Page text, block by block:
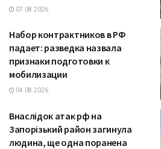
07.08.2026
Набор контрактников в РФ
падает: разведка назвала
признаки подготовки к
мобилизации
04.08.2026
Внаслідок атак рф на
Запорізький район загинула
людина, ще одна поранена